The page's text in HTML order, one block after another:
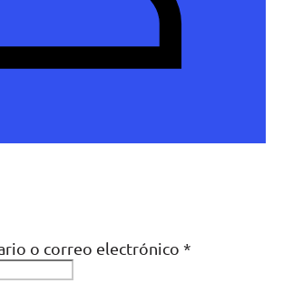
o correo electrónico *